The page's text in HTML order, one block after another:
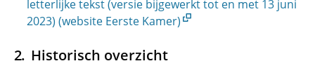
letterlijke tekst (versie bijgewerkt tot en met 13 juni
2023) (website Eerste Kamer)
Historisch overzicht